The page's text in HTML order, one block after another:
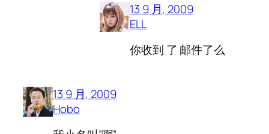
13 9 月, 2009
ELL
你收到 了 邮件了么
13 9 月, 2009
Hobo